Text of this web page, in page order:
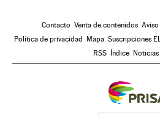
Contacto Venta de contenidos Aviso
Política de privacidad
Mapa Suscripciones
RSS
Índice